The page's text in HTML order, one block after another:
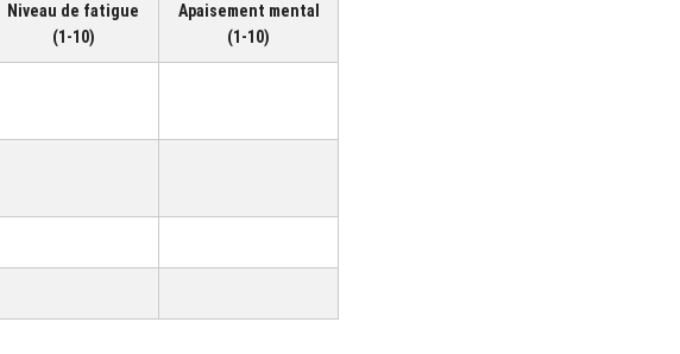
Niveau de fatigue
(1-10)
Apaisement mental
(1-10)